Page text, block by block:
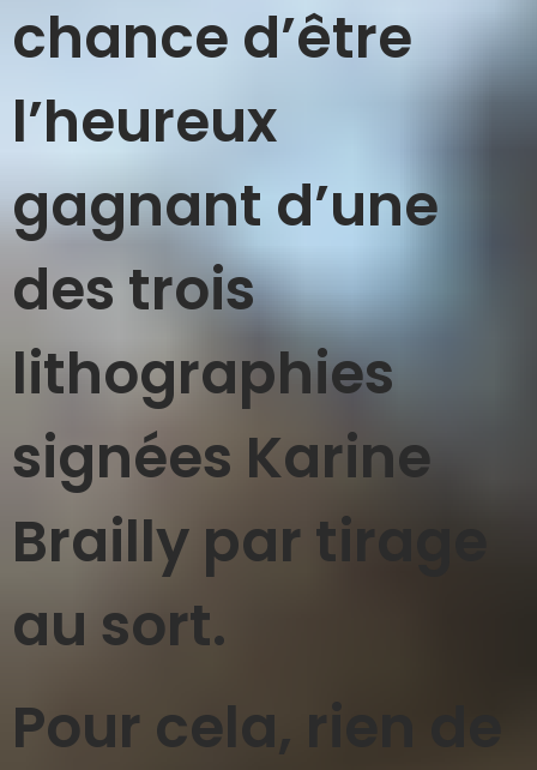
chance d’être
l’heureux
gagnant d’une
des trois
lithographies
signées Karine
Brailly par tirage
au sort.
Pour cela, rien de